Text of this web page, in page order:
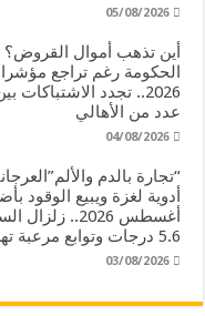
05/08/2026
أين تذهب أموال
2026.. تجدد
عدد من الأهالي
04/08/2026
أغسطس 2026..
5.6 درجات وتوابع مرعبة تهز المحافظات
03/08/2026